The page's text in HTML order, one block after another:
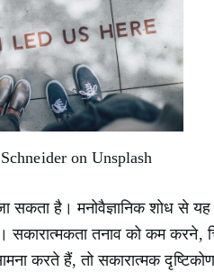
on Unsplash
है। मनोवैज्ञानिक शोध से यह
सकारात्मकता तनाव को कम
करते हैं, तो सकारात्मक